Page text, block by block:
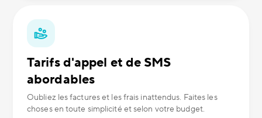
Tarifs d'appel et de SMS
abordables
Oubliez les factures et les frais inattendus. Faites les
choses en toute simplicité et selon votre budget.